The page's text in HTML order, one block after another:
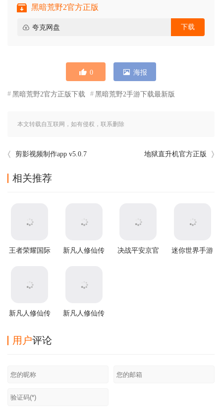
黑暗荒野2官方正版
夸克网盘 下载
0 海报
黑暗荒野2官方正版下载 黑暗荒野2手游下载最新版
本文转载自互联网，如有侵权，联系删除
剪影视频制作app v5.0.7 地狱直升机官方正版
相关推荐
王者荣耀国际
新凡人修仙传
决战平安京官
迷你世界手游
新凡人修仙传
新凡人修仙传
用户评论